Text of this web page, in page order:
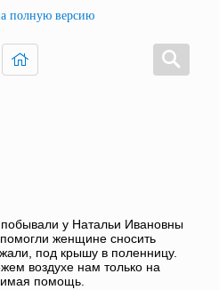
полную версию
у Натальи Ивановны
женщине сносить
под крышу в поленницу.
воздухе нам только на
помощь.